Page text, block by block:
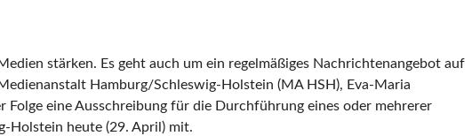
stärken. Es geht auch um ein regelmäßiges Nachrichtenangebot auf
Hamburg/Schleswig-Holstein (MA HSH), Eva-Maria
eine Ausschreibung für die Durchführung eines oder mehrerer
Holstein heute (29. April) mit.